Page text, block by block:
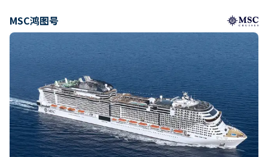
MSC鸿图号